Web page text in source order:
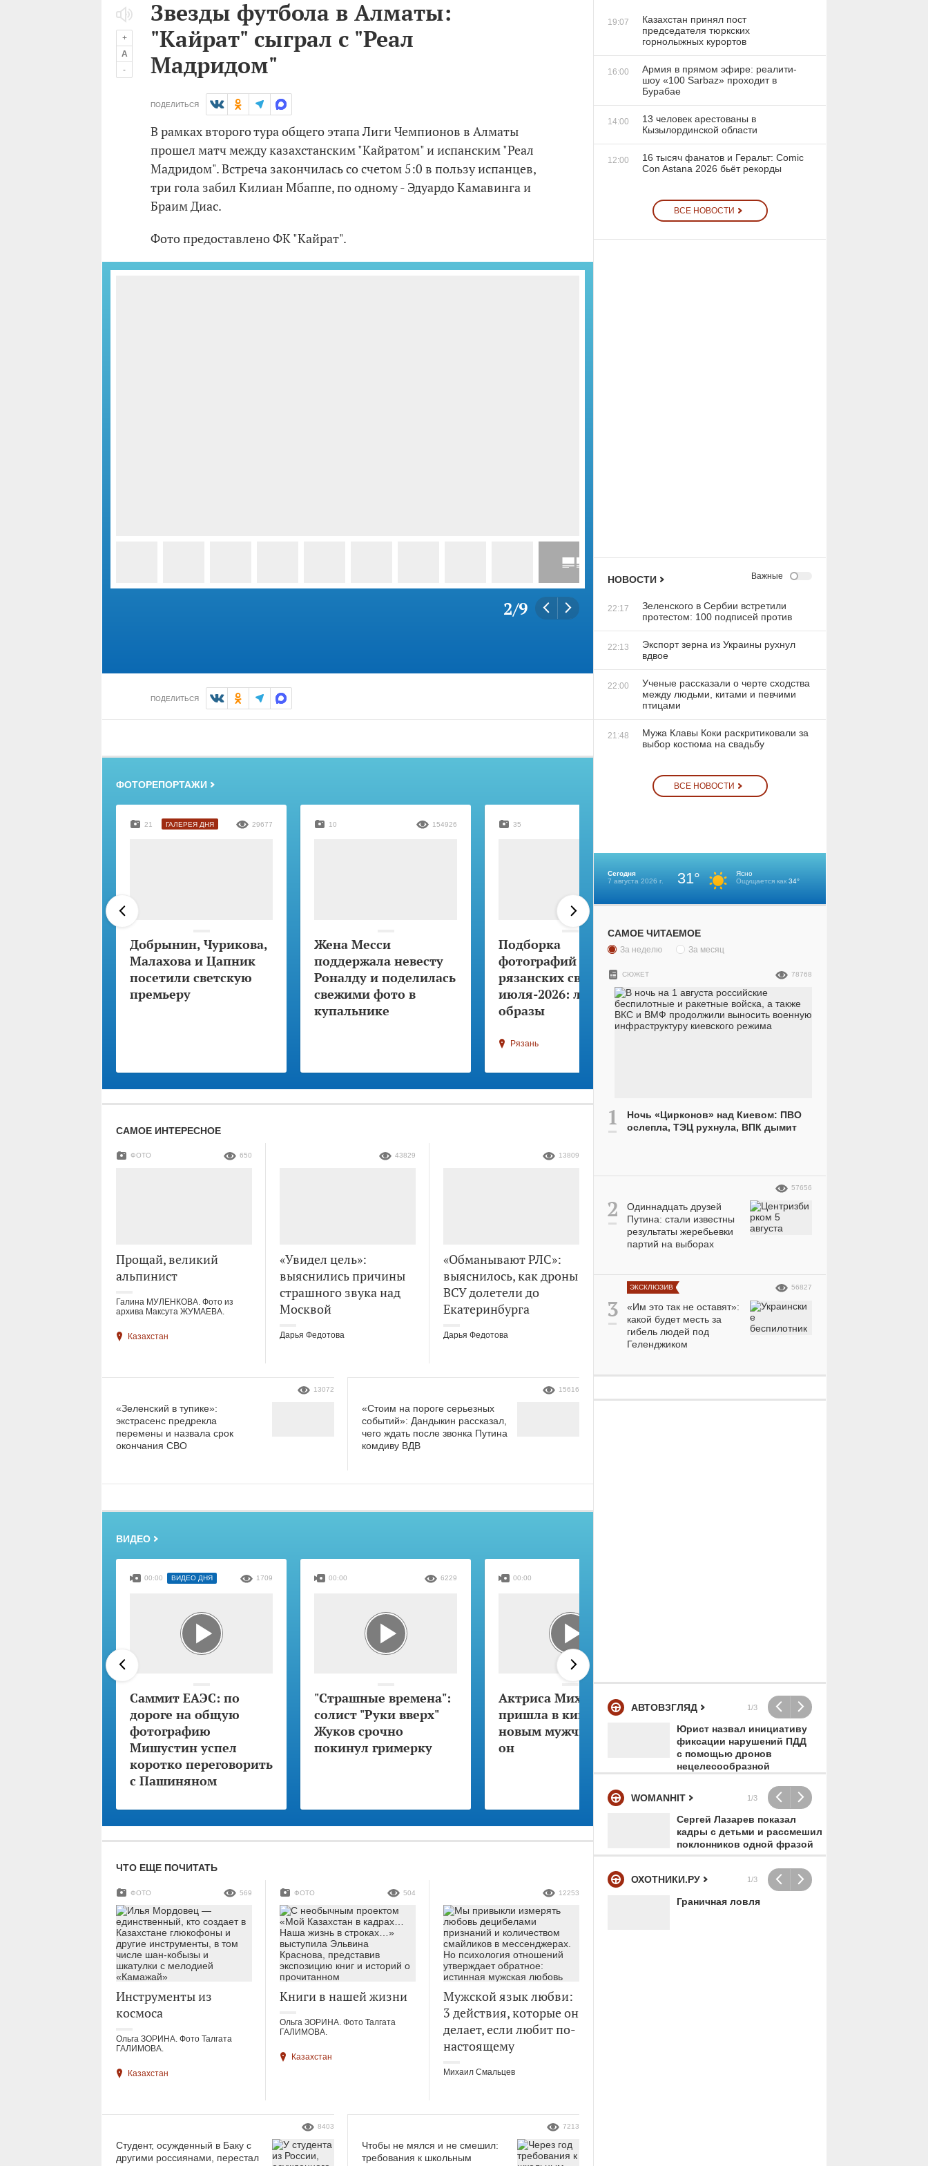
+
A
-
Звезды футбола в Алматы:
"Кайрат" сыграл с "Реал
Мадридом"
ПОДЕЛИТЬСЯ
В рамках второго тура общего этапа Лиги Чемпионов в Алматы
прошел матч между казахстанским "Кайратом" и испанским "Реал
Мадридом". Встреча закончилась со счетом 5:0 в пользу испанцев,
три гола забил Килиан Мбаппе, по одному - Эдуардо Камавинга и
Браим Диас.
Фото предоставлено ФК "Кайрат".
2/9
ПОДЕЛИТЬСЯ
ФОТОРЕПОРТАЖИ
Добрынин, Чурикова,
Малахова и Цапник
посетили светскую
премьеру
21 ГАЛЕРЕЯ ДНЯ 29677
Жена Месси
поддержала невесту
Роналду и поделилась
свежими фото в
купальнике
10 154926
Подборка
фотографий
рязанских свадеб
июля-2026: лучшие
образы
35
Рязань
«Какое
телеведущая
впечатлила
идеальной фигурой
САМОЕ ИНТЕРЕСНОЕ
Прощай, великий
альпинист
ФОТО 650
Галина МУЛЕНКОВА. Фото из
архива Максута ЖУМАЕВА.
Казахстан
«Увидел цель»:
выяснились причины
страшного звука над
Москвой
43829
Дарья Федотова
«Обманывают РЛС»:
выяснилось, как дроны
ВСУ долетели до
Екатеринбурга
13809
Дарья Федотова
«Зеленский в тупике»:
экстрасенс предрекла
перемены и назвала срок
окончания СВО
13072
«Стоим на пороге серьезных
событий»: Дандыкин рассказал,
чего ждать после звонка Путина
комдиву ВДВ
15616
ВИДЕО
Саммит ЕАЭС: по
дороге на общую
фотографию
Мишустин успел
коротко переговорить
с Пашиняном
00:00 ВИДЕО ДНЯ 1709
"Страшные времена":
солист "Руки вверх"
Жуков срочно
покинул гримерку
00:00 6229
Актриса Михалкова
пришла в кино с
новым мужчиной: кто
он
00:00
«Я счастлива, что у
меня есть мои дети»:
солистка «Фабрики»
Валерия Девятова
впервые вывела в
ЧТО ЕЩЕ ПОЧИТАТЬ
Инструменты из
космоса
ФОТО 569
Ольга ЗОРИНА. Фото Талгата
ГАЛИМОВА.
Казахстан
Книги в нашей жизни
ФОТО 504
Ольга ЗОРИНА. Фото Талгата
ГАЛИМОВА.
Казахстан
Мужской язык любви:
3 действия, которые он
делает, если любит по-
настоящему
12253
Михаил Смальцев
Студент, осужденный в Баку с
другими россиянами, перестал
8403
Чтобы не мялся и не смешил:
требования к школьным
7213
19:07
Казахстан принял пост
председателя тюркских
горнолыжных курортов
16:00
Армия в прямом эфире: реалити-
шоу «100 Sarbaz» проходит в
Бурабае
14:00
13 человек арестованы в
Кызылординской области
12:00
16 тысяч фанатов и Геральт: Comic
Con Astana 2026 бьёт рекорды
ВСЕ НОВОСТИ
НОВОСТИ Важные
22:17
Зеленского в Сербии встретили
протестом: 100 подписей против
22:13
Экспорт зерна из Украины рухнул
вдвое
22:00
Ученые рассказали о черте сходства
между людьми, китами и певчими
птицами
21:48
Мужа Клавы Коки раскритиковали за
выбор костюма на свадьбу
ВСЕ НОВОСТИ
Сегодня
7 августа 2026 г.
31°
Ясно
Ощущается как 34°
САМОЕ ЧИТАЕМОЕ
За неделю За месяц
Ночь «Цирконов» над Киевом: ПВО
ослепла, ТЭЦ рухнула, ВПК дымит
СЮЖЕТ 78768
Одиннадцать друзей
Путина: стали известны
результаты жеребьевки
партий на выборах
57656
«Им это так не оставят»:
какой будет месть за
гибель людей под
Геленджиком
ЭКСКЛЮЗИВ 56827
АВТОВЗГЛЯД 1/3
Юрист назвал инициативу
фиксации нарушений ПДД
с помощью дронов
нецелесообразной
WOMANHIT 1/3
Сергей Лазарев показал
кадры с детьми и рассмешил
поклонников одной фразой
ОХОТНИКИ.РУ 1/3
Граничная ловля